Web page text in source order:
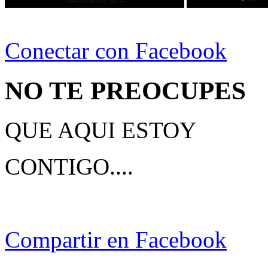
Conectar con Facebook
NO TE PREOCUPES
QUE AQUI ESTOY
CONTIGO....
Compartir en Facebook